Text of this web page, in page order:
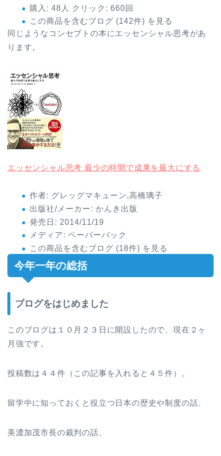
購入 : 48人 クリック : 660回
この商品を含むブログ (142件) を見る
同じようなコンセプトの本にエッセンシャル思考があ
ります。
エッセンシャル思考 最少の時間で成果を最大にする
作者: グレッグマキューン,高橋璃子
出版社/メーカー: かんき出版
発売日: 2014/11/19
メディア: ペーパーバック
この商品を含むブログ (18件) を見る
今年一年の総括
ブログをはじめました
このブログは１０月２３日に開設したので、現在２ヶ
月強です。
投稿数は４４件（この記事を入れると４５件）。
留学中に知っておくと役立つ日本の歴史や制度の話、
美濃加茂市長の裁判の話、